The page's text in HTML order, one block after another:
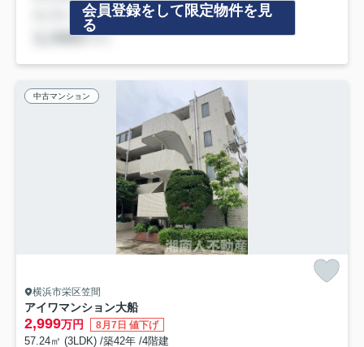
会員登録をして限定物件を見
る
中古マンション
横浜市栄区笠間
アイワマンション大船
2,999万円 8月7日 値下げ
57.24㎡ (3LDK) /築42年 /4階建